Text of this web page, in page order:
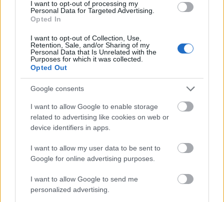
I want to opt-out of processing my
Personal Data for Targeted Advertising.
Opted In
I want to opt-out of Collection, Use,
Retention, Sale, and/or Sharing of my
Personal Data that Is Unrelated with the
Purposes for which it was collected.
Opted Out
Google consents
I want to allow Google to enable storage
related to advertising like cookies on web or
device identifiers in apps.
I want to allow my user data to be sent to
Google for online advertising purposes.
I want to allow Google to send me
personalized advertising.